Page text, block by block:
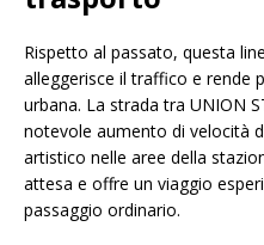
Rispetto al passato, questa
alleggerisce il traffico e rende
urbana. La strada tra UNION
notevole aumento di velocità
artistico nelle aree della
attesa e offre un viaggio
passaggio ordinario.